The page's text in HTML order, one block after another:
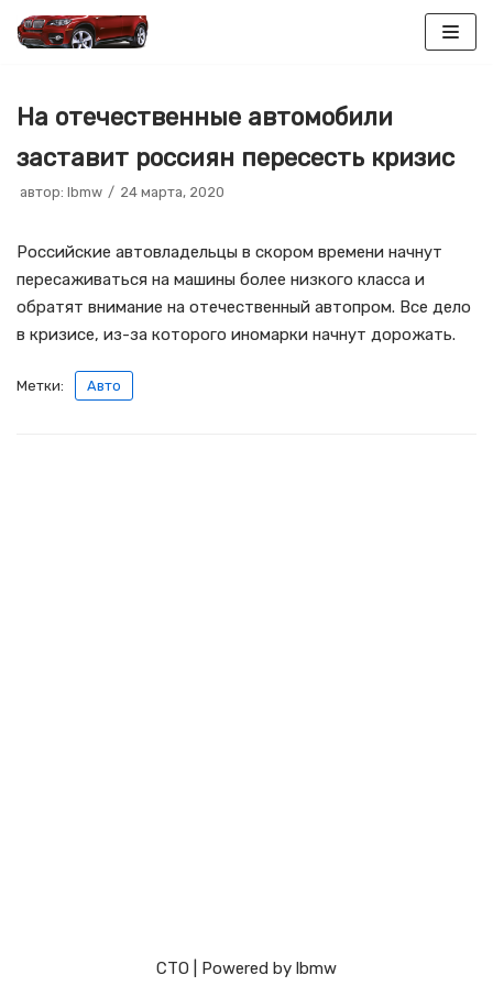
содержимому
На отечественные автомобили
заставит россиян пересесть кризис
автор: lbmw 24 марта, 2020
Российские автовладельцы в скором времени начнут
пересаживаться на машины более низкого класса и
обратят внимание на отечественный автопром. Все дело
в кризисе, из-за которого иномарки начнут дорожать.
Метки: Авто
СТО | Powered by lbmw